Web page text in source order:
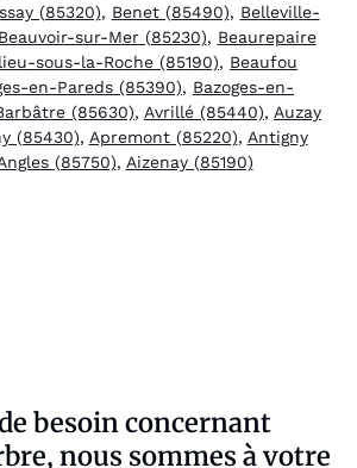
(85320), Benet (85490), Belleville-
Beauvoir-sur-Mer (85230), Beaurepaire
sous-la-Roche (85190), Beaufou
en-Pareds (85390), Bazoges-en-
(85630), Avrillé (85440), Auzay
(85430), Apremont (85220), Antigny
(85750), Aizenay (85190)
besoin concernant
nous sommes à votre